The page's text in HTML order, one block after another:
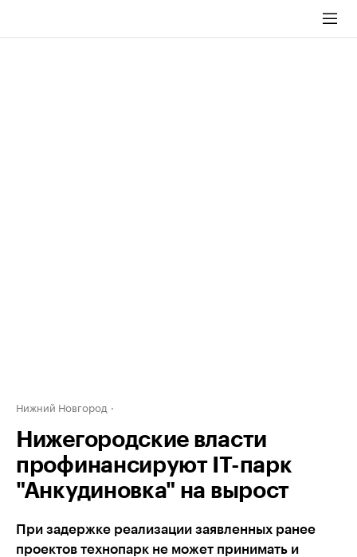
Нижний Новгород
Нижегородские власти
профинансируют IT-парк
"Анкудиновка" на вырост
При задержке реализации заявленных ранее
проектов технопарк не может принимать и